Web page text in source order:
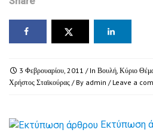
3 Φεβρουαρίου, 2011 / In Βουλή, Κύριο
Χρήστος Σταϊκούρας / By admin / Leave a
Εκτύπωση